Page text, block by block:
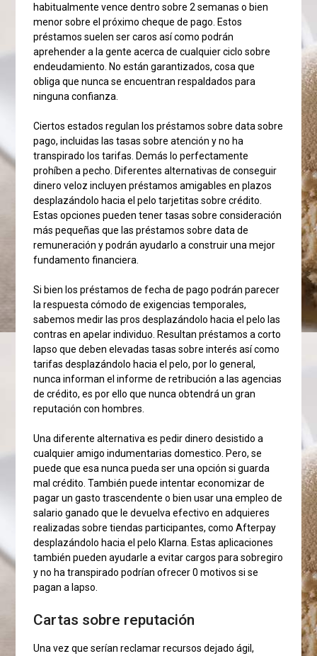
habitualmente vence dentro sobre 2 semanas o bien
menor sobre el próximo cheque de pago. Estos
préstamos suelen ser caros así­ como podrán
aprehender a la gente acerca de cualquier ciclo sobre
endeudamiento. No están garantizados, cosa que
obliga que nunca se encuentran respaldados para
ninguna confianza.
Ciertos estados regulan los préstamos sobre data sobre
pago, incluidas las tasas sobre atención y no ha
transpirado los tarifas. Demás lo perfectamente
prohíben a pecho. Diferentes alternativas de conseguir
dinero veloz incluyen préstamos amigables en plazos
desplazándolo hacia el pelo tarjetitas sobre crédito.
Estas opciones pueden tener tasas sobre consideración
más pequeñas que las préstamos sobre data de
remuneración y podrán ayudarlo a construir una mejor
fundamento financiera.
Si bien los préstamos de fecha de pago podrán parecer
la respuesta cómodo de exigencias temporales,
sabemos medir las pros desplazándolo hacia el pelo las
contras en apelar individuo. Resultan préstamos a corto
lapso que deben elevadas tasas sobre interés así­ como
tarifas desplazándolo hacia el pelo, por lo general,
nunca informan el informe de retribución a las agencias
de crédito, es por ello que nunca obtendrá un gran
reputación con hombres.
Una diferente alternativa es pedir dinero desistido a
cualquier amigo indumentarias domestico. Pero, se
puede que esa nunca pueda ser una opción si guarda
mal crédito. También puede intentar economizar de
pagar un gasto trascendente o bien usar una empleo de
salario ganado que le devuelva efectivo en adquieres
realizadas sobre tiendas participantes, como Afterpay
desplazándolo hacia el pelo Klarna. Estas aplicaciones
también pueden ayudarle a evitar cargos para sobregiro
y no ha transpirado podrían ofrecer 0 motivos si se
pagan a lapso.
Cartas sobre reputación
Una vez que serían reclamar recursos dejado ágil,